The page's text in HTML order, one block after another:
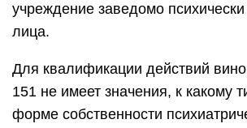
учреждение заведомо
лица.
Для квалификации действий
151 не имеет значения, к какому
форме собственности